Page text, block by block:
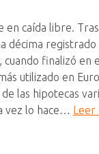
en caída libre.
décima
cuando finalizó en
utilizado en
las hipotecas
vez lo hace… Leer